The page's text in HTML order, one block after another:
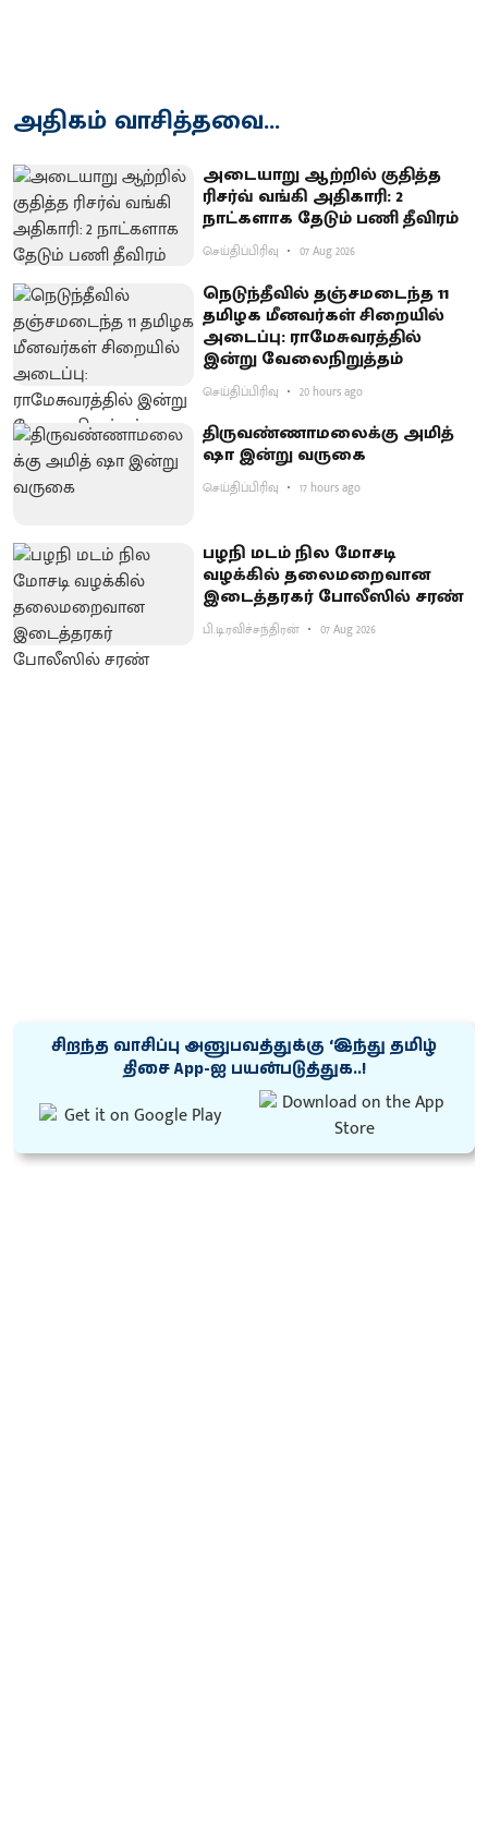
அதிகம் வாசித்தவை...
அடையாறு ஆற்றில் குதித்த
ரிசர்வ் வங்கி அதிகாரி: 2
நாட்களாக தேடும் பணி தீவிரம்
செய்திப்பிரிவு 07 Aug 2026
நெடுந்தீவில் தஞ்சமடைந்த 11
தமிழக மீனவர்கள் சிறையில்
அடைப்பு: ராமேசுவரத்தில்
இன்று வேலைநிறுத்தம்
செய்திப்பிரிவு 20 hours ago
திருவண்ணாமலைக்கு அமித்
ஷா இன்று வருகை
செய்திப்பிரிவு 17 hours ago
பழநி மடம் நில மோசடி
வழக்கில் தலைமறைவான
இடைத்தரகர் போலீஸில் சரண்
பி.டி.ரவிச்சந்திரன் 07 Aug 2026
சிறந்த வாசிப்பு அனுபவத்துக்கு ‘இந்து தமிழ்
திசை App-ஐ பயன்படுத்துக..!